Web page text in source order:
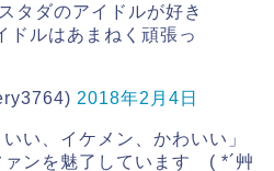
タダのアイドルが好き
ドルはあまねく頑張っ
2018年2月4日
い、イケメン、かわいい」
ァンを魅了しています ( *´艸